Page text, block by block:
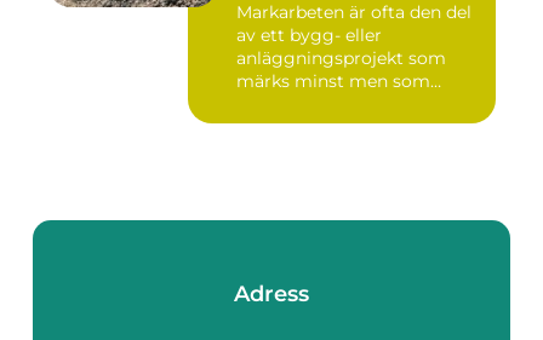
Markarbeten är ofta den del
av ett bygg- eller
anläggningsprojekt som
märks minst men som
Adress